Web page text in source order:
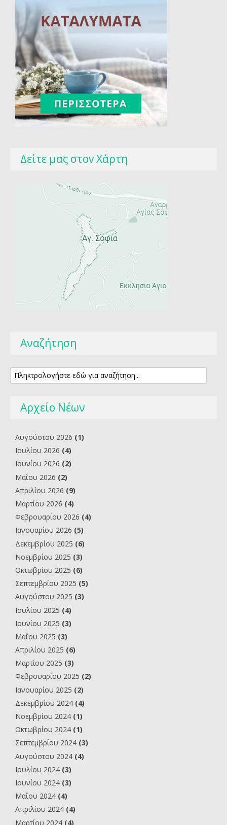
Δείτε μας στοv Χάρτη
Αναζήτηση
Αρχείο Νέων
Αυγούστου 2026 (1)
Ιουλίου 2026 (4)
Ιουνίου 2026 (2)
Μαΐου 2026 (2)
Απριλίου 2026 (9)
Μαρτίου 2026 (4)
Φεβρουαρίου 2026 (4)
Ιανουαρίου 2026 (5)
Δεκεμβρίου 2025 (6)
Νοεμβρίου 2025 (3)
Οκτωβρίου 2025 (6)
Σεπτεμβρίου 2025 (5)
Αυγούστου 2025 (3)
Ιουλίου 2025 (4)
Ιουνίου 2025 (3)
Μαΐου 2025 (3)
Απριλίου 2025 (6)
Μαρτίου 2025 (3)
Φεβρουαρίου 2025 (2)
Ιανουαρίου 2025 (2)
Δεκεμβρίου 2024 (4)
Νοεμβρίου 2024 (1)
Οκτωβρίου 2024 (1)
Σεπτεμβρίου 2024 (3)
Αυγούστου 2024 (4)
Ιουλίου 2024 (3)
Ιουνίου 2024 (3)
Μαΐου 2024 (4)
Απριλίου 2024 (4)
Μαρτίου 2024 (4)